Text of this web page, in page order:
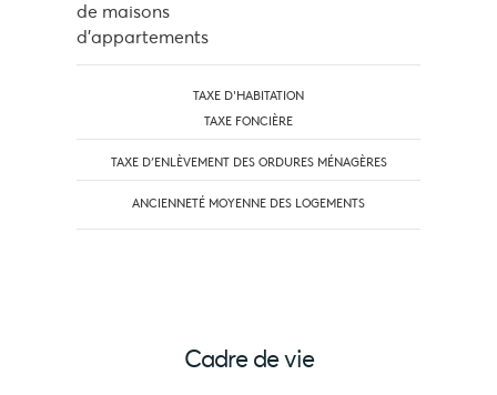
de maisons
d'appartements
TAXE D'HABITATION
TAXE FONCIÈRE
TAXE D’ENLÈVEMENT DES ORDURES MÉNAGÈRES
ANCIENNETÉ MOYENNE DES LOGEMENTS
Cadre de vie